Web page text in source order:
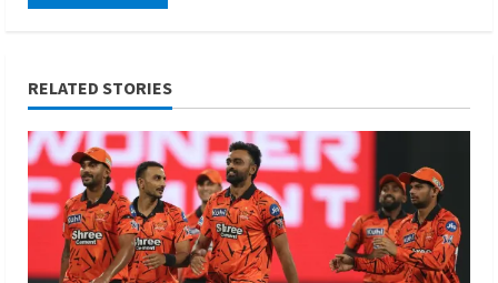
RELATED STORIES